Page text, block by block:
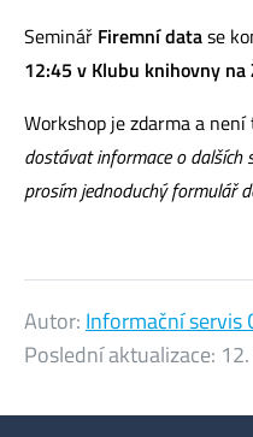
Seminář Firemní datase
12:45 v Klubu knihovny na
Workshop je zdarma a
dostávat informace o dalších
prosím jednoduchý formulář
Autor: Informační servis
Poslední aktualizace: